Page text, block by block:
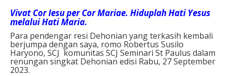
Vivat Cor Iesu per Cor Mariae. Hiduplah Hati Yesus
melalui Hati Maria.
Para pendengar resi Dehonian yang terkasih kembali
berjumpa dengan saya, romo Robertus Susilo
Haryono, SCJ komunitas SCJ Seminari St Paulus dalam
renungan singkat Dehonian edisi Rabu, 27 September
2023.